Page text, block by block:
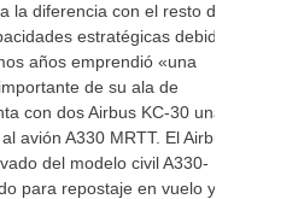
la diferencia con el resto de
estratégicas debido
años emprendió «una
de su ala de
con dos Airbus KC-30 una
avión A330 MRTT. El Airbus
del modelo civil A330-
para repostaje en vuelo y